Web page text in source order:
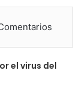
el virus del